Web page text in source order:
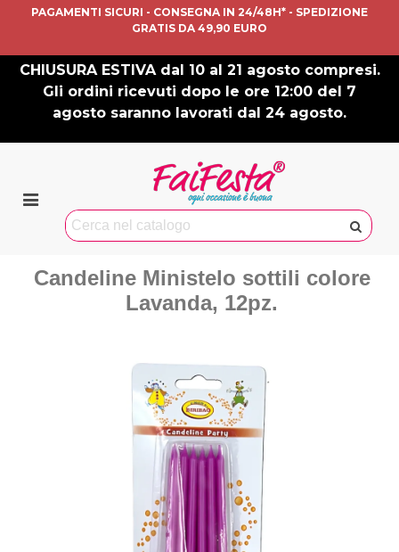
PAGAMENTI SICURI - CONSEGNA IN 24/48H* - SPEDIZIONE
GRATIS DA 49,90 EURO
CHIUSURA ESTIVA dal 10 al 21 agosto compresi.
Gli ordini ricevuti dopo le ore 12:00 del 7
agosto saranno lavorati dal 24 agosto.
Candeline Ministelo sottili colore
Lavanda, 12pz.